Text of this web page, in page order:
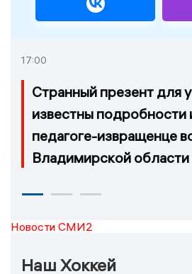
17:00
Странный презент для
известны подробности
педагоге-извращенце
Владимирской области
Новости СМИ2
Наш Хоккей